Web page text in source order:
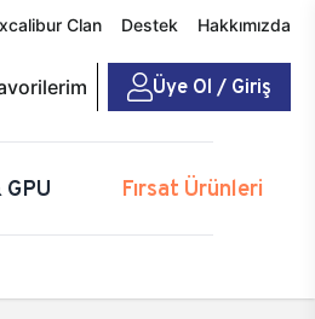
Clan Destek Hakkımızda
Üye Ol / Giriş
GPU Fırsat Ürünleri